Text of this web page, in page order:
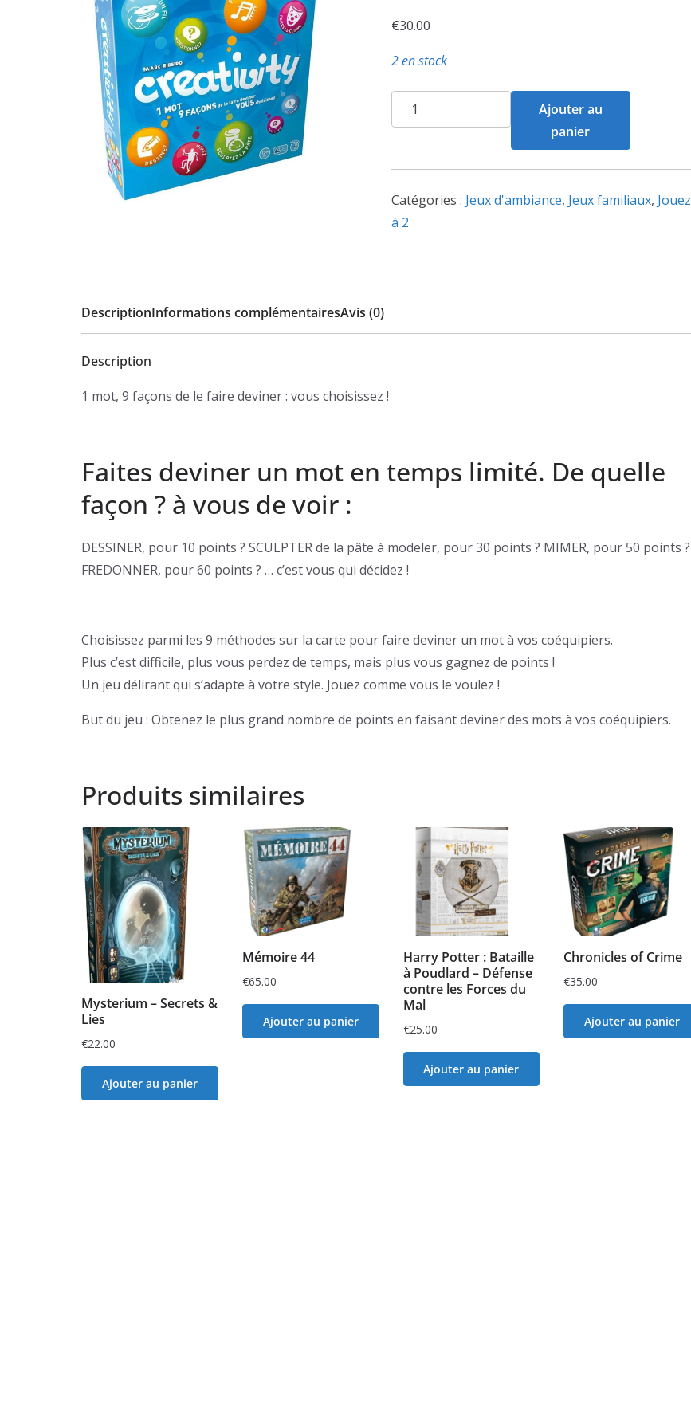
€30.00
2 en stock
quantité
de
Ajouter au
panier
Catégories : Jeux d'ambiance, Jeux familiaux, Jouez
à 2
DescriptionInformations complémentairesAvis (0)
Description
1 mot, 9 façons de le faire deviner : vous choisissez !
Faites deviner un mot en temps limité. De quelle
façon ? à vous de voir :
DESSINER, pour 10 points ? SCULPTER de la pâte à modeler, pour 30 points ? MIMER, pour 50 points ?
FREDONNER, pour 60 points ? … c’est vous qui décidez !
Choisissez parmi les 9 méthodes sur la carte pour faire deviner un mot à vos coéquipiers.
Plus c’est difficile, plus vous perdez de temps, mais plus vous gagnez de points !
Un jeu délirant qui s’adapte à votre style. Jouez comme vous le voulez !
But du jeu : Obtenez le plus grand nombre de points en faisant deviner des mots à vos coéquipiers.
Produits similaires
Mysterium – Secrets &
Lies
€22.00
Ajouter au panier
Mémoire 44
€65.00
Ajouter au panier
Harry Potter : Bataille
à Poudlard – Défense
contre les Forces du
Mal
€25.00
Ajouter au panier
Chronicles of Crime
€35.00
Ajouter au panier